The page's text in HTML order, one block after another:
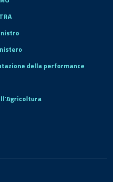
della performance